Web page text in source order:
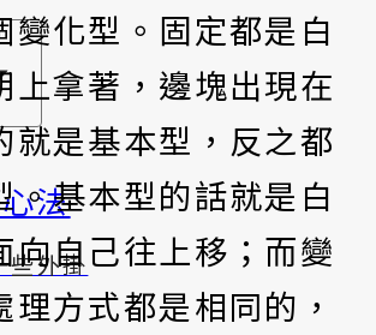
法
些外掛
變化型。固定都是白
上拿著，邊塊出現在
就是基本型，反之都
。基本型的話就是白
向自己往上移；而變
理方式都是相同的，